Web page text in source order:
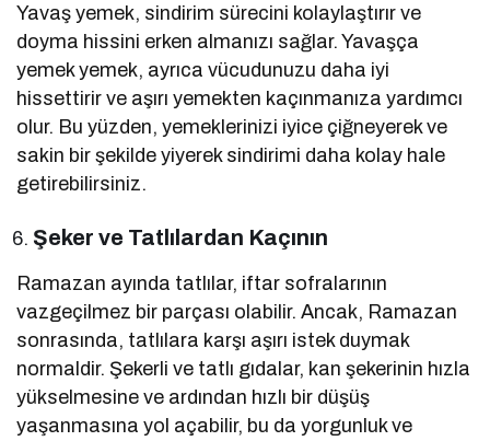
Yavaş yemek, sindirim sürecini kolaylaştırır ve
doyma hissini erken almanızı sağlar. Yavaşça
yemek yemek, ayrıca vücudunuzu daha iyi
hissettirir ve aşırı yemekten kaçınmanıza yardımcı
olur. Bu yüzden, yemeklerinizi iyice çiğneyerek ve
sakin bir şekilde yiyerek sindirimi daha kolay hale
getirebilirsiniz.
Şeker ve Tatlılardan Kaçının
Ramazan ayında tatlılar, iftar sofralarının
vazgeçilmez bir parçası olabilir. Ancak, Ramazan
sonrasında, tatlılara karşı aşırı istek duymak
normaldir. Şekerli ve tatlı gıdalar, kan şekerinin hızla
yükselmesine ve ardından hızlı bir düşüş
yaşanmasına yol açabilir, bu da yorgunluk ve